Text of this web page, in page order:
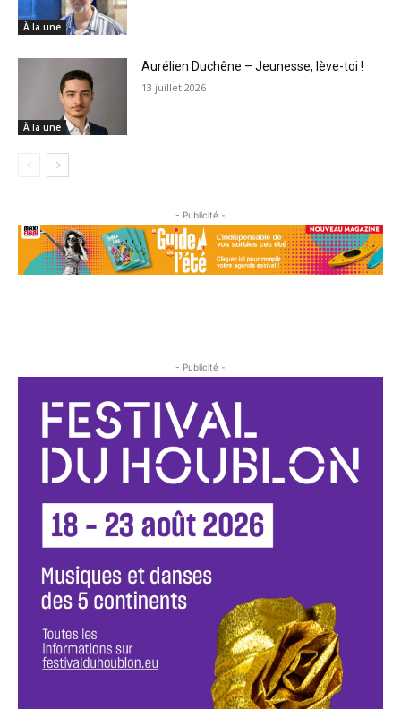
À la une
À la une
Aurélien Duchêne – Jeunesse, lève-toi !
13 juillet 2026
- Publicité -
- Publicité -